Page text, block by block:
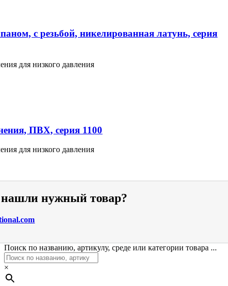
с резьбой, никелированная латунь, серия
для низкого давления
ПВХ, серия 1100
для низкого давления
нужный товар?
Поиск по названию, артикулу, среде или категории товара ...
×